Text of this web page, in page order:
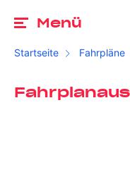
Menü
Startseite Fahrpläne